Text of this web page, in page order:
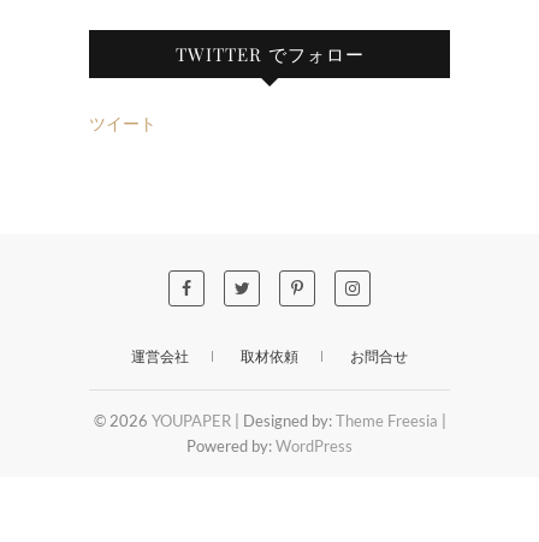
TWITTER でフォロー
ツイート
運営会社 取材依頼 お問合せ
© 2026 YOUPAPER| Designed by:Theme Freesia
Powered by:WordPress